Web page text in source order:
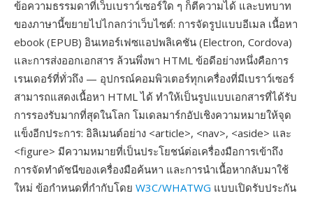
ข้อความธรรมดาที่เว็บเบราว์เซอร์ใด ๆ ก็ตีความได้ และบทบาท
ของภาษานี้ขยายไปไกลกว่าเว็บไซต์: การจัดรูปแบบอีเมล เนื้อหา
ebook (EPUB) อินเทอร์เฟซแอปพลิเคชัน (Electron, Cordova)
และการส่งออกเอกสาร ล้วนพึ่งพา HTML ข้อดีอย่างหนึ่งคือการ
เรนเดอร์ที่ทั่วถึง — อุปกรณ์คอมพิวเตอร์ทุกเครื่องที่มีเบราว์เซอร์
สามารถแสดงเนื้อหา HTML ได้ ทำให้เป็นรูปแบบเอกสารที่ได้รับ
การรองรับมากที่สุดในโลก โมเดลมาร์กอัปเชิงความหมายให้จุด
แข็งอีกประการ: อิลิเมนต์อย่าง <article>, <nav>, <aside> และ
<figure> มีความหมายที่เป็นประโยชน์ต่อเครื่องมือการเข้าถึง
การจัดทำดัชนีของเครื่องมือค้นหา และการนำเนื้อหากลับมาใช้
ใหม่ ข้อกำหนดที่กำกับโดย W3C/WHATWG แบบเปิดรับประกัน